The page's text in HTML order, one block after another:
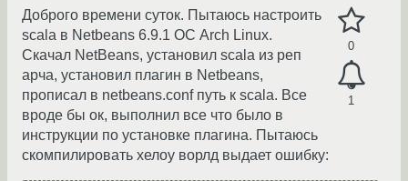
0
1
Доброго времени суток. Пытаюсь настроить
scala в Netbeans 6.9.1 ОС Arch Linux.
Скачал NetBeans, установил scala из реп
арча, установил плагин в Netbeans,
прописал в netbeans.conf путь к scala. Все
вроде бы ок, выполнил все что было в
инструкции по установке плагина. Пытаюсь
скомпилировать хелоу ворлд выдает ошибку: